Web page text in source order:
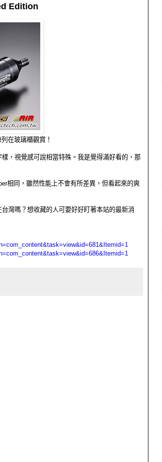
Edition
在玻璃櫃觀賞！
，視覺感可說相當特殊。我是覺得滿好看的，那
相同，雖然性能上不會有所差異，但看起來的爽
灣嗎？想收藏的人可要好好盯著本站的最新消